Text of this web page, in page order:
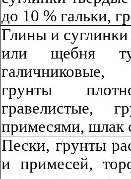
до 10 % гальки,
Глиныи суглинки
или щебня
галичниковые,
грунты
гравелистые,
примесями, шлак
Пески, грунты
и примесей,